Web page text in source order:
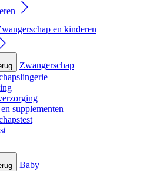
en kinderen
Zwangerschap
supplementen
Baby